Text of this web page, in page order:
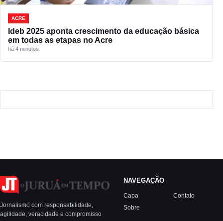
ACRE
Ideb 2025 aponta crescimento da educação básica
em todas as etapas no Acre
há 4 minutos
Jornalismo com responsabilidade,
agilidade, veracidade e compromisso
NAVEGAÇÃO
Capa
Sobre
Contato